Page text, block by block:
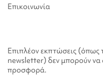
Επικοινωνία
Επιπλέον εκπτώσεις (όπως
newsletter) δεν μπορούν να
προσφορά.